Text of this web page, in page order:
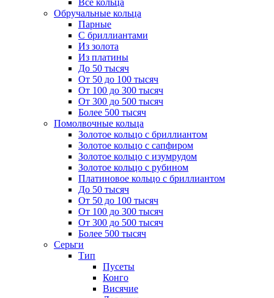
Все кольца
Обручальные кольца
Парные
С бриллиантами
Из золота
Из платины
До 50 тысяч
От 50 до 100 тысяч
От 100 до 300 тысяч
От 300 до 500 тысяч
Более 500 тысяч
Помолвочные кольца
Золотое кольцо с бриллиантом
Золотое кольцо с сапфиром
Золотое кольцо с изумрудом
Золотое кольцо с рубином
Платиновое кольцо с бриллиантом
До 50 тысяч
От 50 до 100 тысяч
От 100 до 300 тысяч
От 300 до 500 тысяч
Более 500 тысяч
Серьги
Тип
Пусеты
Конго
Висячие